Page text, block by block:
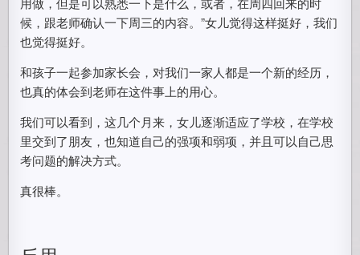
候，跟老师确认一下周三的内容。”女儿觉得这样挺好，我们
也觉得挺好。
和孩子一起参加家长会，对我们一家人都是一个新的经历，
也真的体会到老师在这件事上的用心。
我们可以看到，这几个月来，女儿逐渐适应了学校，在学校
里交到了朋友，也知道自己的强项和弱项，并且可以自己思
考问题的解决方式。
真很棒。